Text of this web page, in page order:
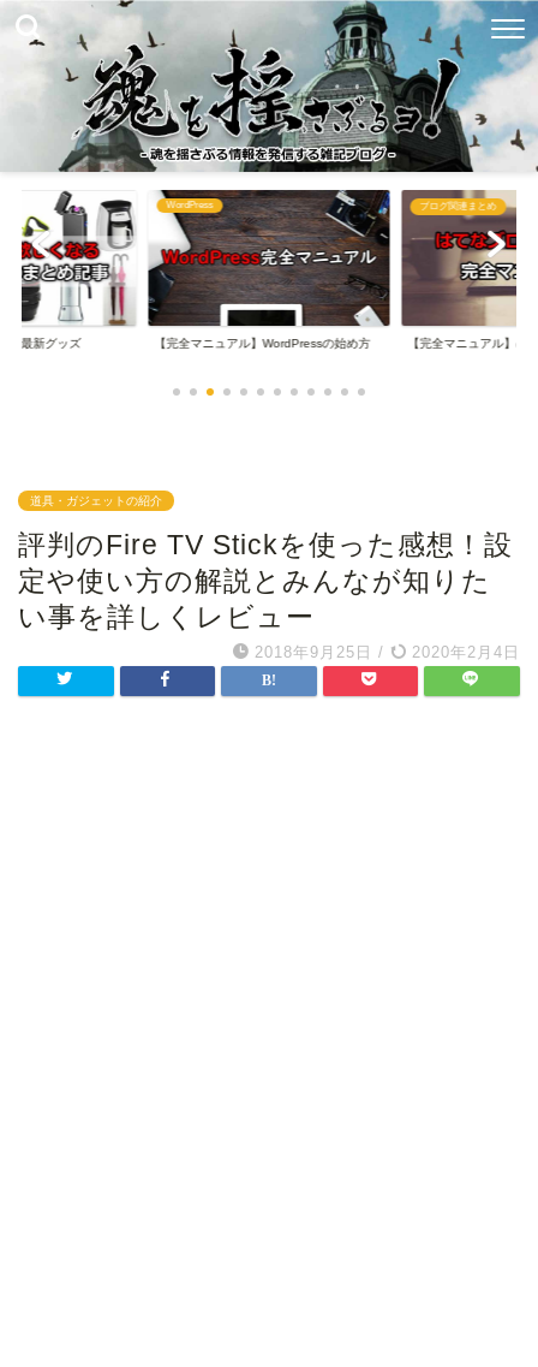
る最新グッズ
WordPress
【完全マニュアル】WordPressの始め方
ブログ関連まとめ
【完全マニュアル】は
道具・ガジェットの紹介
評判のFire TV Stickを使った感想！設
定や使い方の解説とみんなが知りた
い事を詳しくレビュー
2018年9月25日 / 2020年2月4日